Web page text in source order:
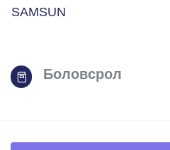
SAMSUN
Боловсрол